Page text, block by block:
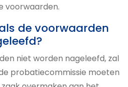
voorwaarden.
de voorwaarden
niet worden nageleefd, zal
probatiecommissie moeten